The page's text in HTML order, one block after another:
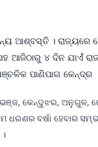
ଆଶ୍ବସ୍ତି ।
ଆଜିଠାରୁ ୪ ଦିନ ଯାଏଁ
ପାଣିପାଗ କେନ୍ଦ୍ର
କେନ୍ଦୁଝର, ଅନୁଗୁଳ,
ବର୍ଷା ହେବାର